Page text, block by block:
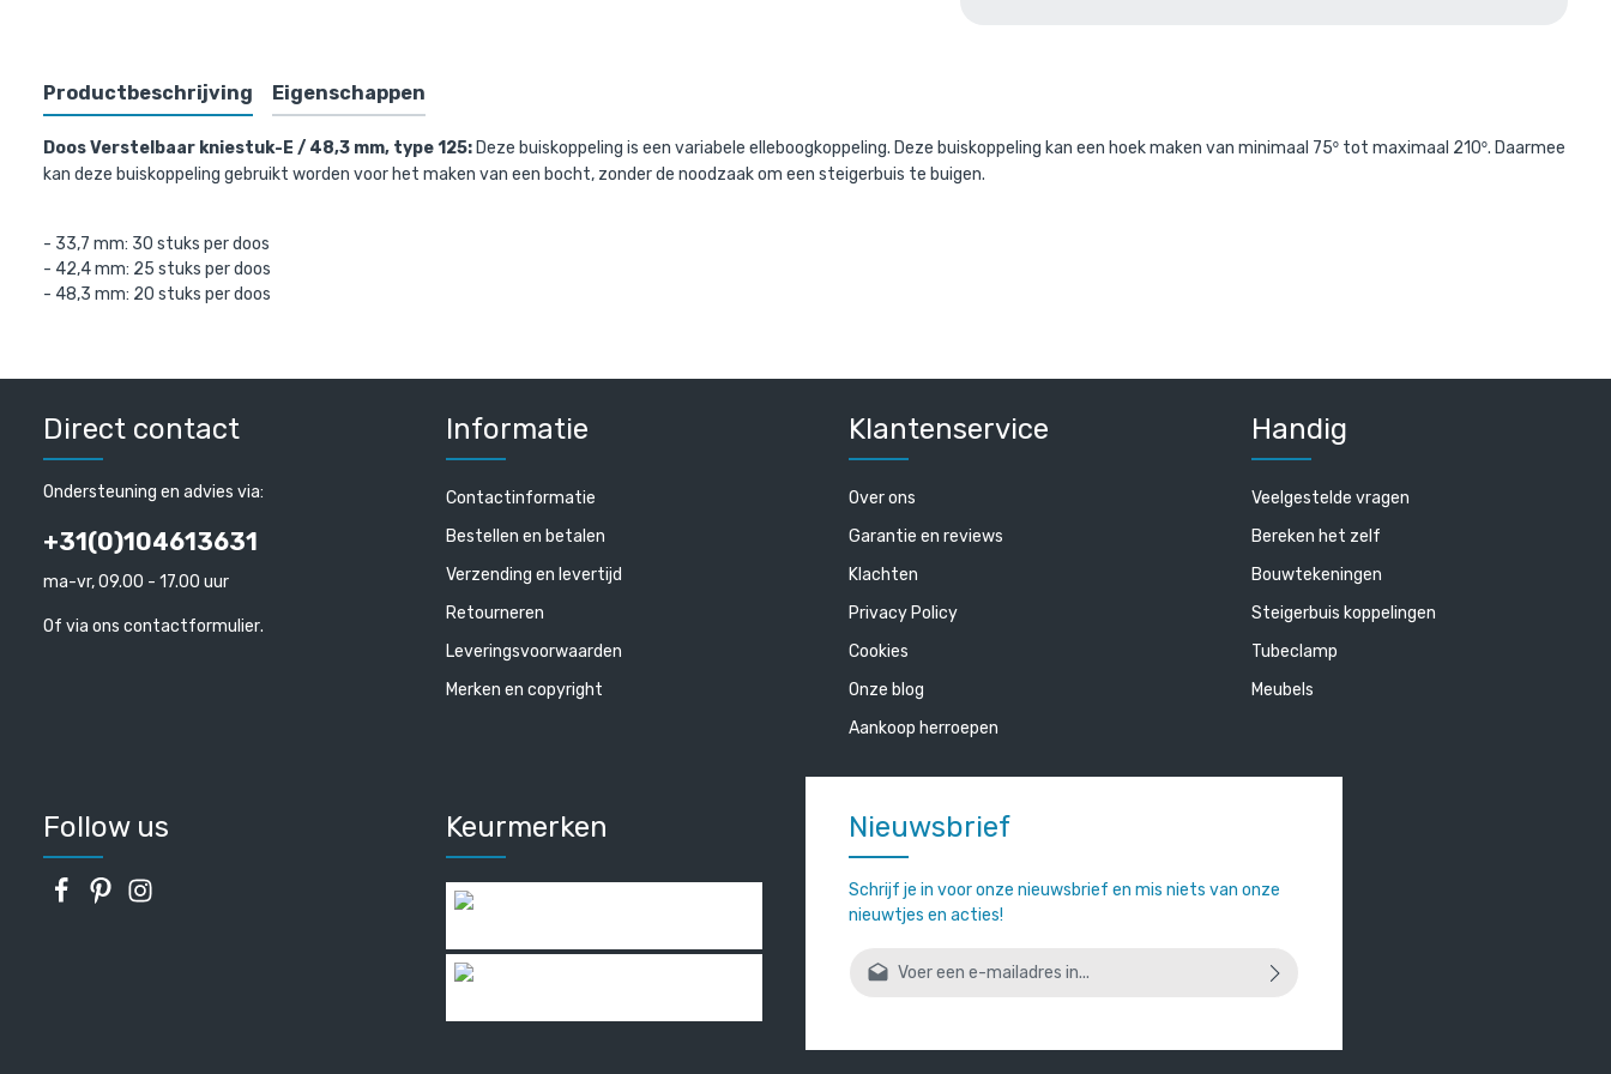
Productbeschrijving Eigenschappen
Doos Verstelbaar kniestuk-E / 48,3 mm, type 125: Deze buiskoppeling is een variabele elleboogkoppeling. Deze buiskoppeling kan een hoek maken van minimaal 75° tot maximaal 210°. Daarmee
kan deze buiskoppeling gebruikt worden voor het maken van een bocht, zonder de noodzaak om een steigerbuis te buigen.
- 33,7 mm: 30 stuks per doos
- 42,4 mm: 25 stuks per doos
- 48,3 mm: 20 stuks per doos
€ 15,13 incl. BTW/ per meter € 18,03 incl. BTW/ per meter
Nieuwsbrief
Schrijf je in voor onze nieuwsbrief en mis niets van onze
nieuwtjes en acties!
E-mailadres*
Follow us Keurmerken
Direct contact
Ondersteuning en advies via:
+31(0)104613631
ma-vr, 09.00 - 17.00 uur
Of via ons contactformulier.
Informatie
Contactinformatie
Bestellen en betalen
Verzending en levertijd
Retourneren
Leveringsvoorwaarden
Merken en copyright
Klantenservice
Over ons
Garantie en reviews
Klachten
Privacy Policy
Cookies
Onze blog
Aankoop herroepen
Handig
Veelgestelde vragen
Bereken het zelf
Bouwtekeningen
Steigerbuis koppelingen
Tubeclamp
Meubels